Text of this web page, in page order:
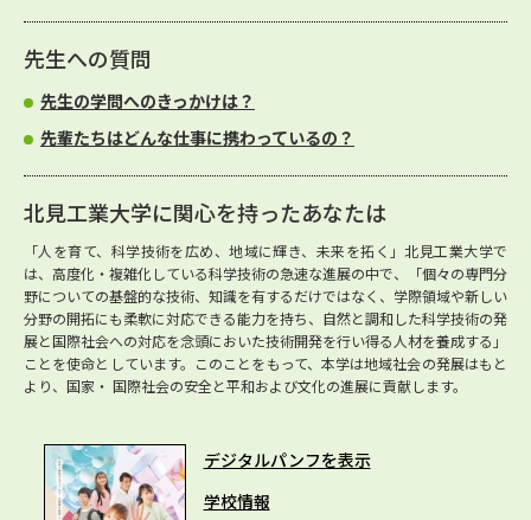
先生への質問
先生の学問へのきっかけは？
先輩たちはどんな仕事に携わっているの？
北見工業大学に関心を持ったあなたは
「人を育て、科学技術を広め、地域に輝き、未来を拓く」北見工業大学で
は、高度化・複雑化している科学技術の急速な進展の中で、「個々の専門分
野についての基盤的な技術、知識を有するだけではなく、学際領域や新しい
分野の開拓にも柔軟に対応できる能力を持ち、自然と調和した科学技術の発
展と国際社会への対応を念頭においた技術開発を行い得る人材を養成する」
ことを使命としています。このことをもって、本学は地域社会の発展はもと
より、国家・ 国際社会の安全と平和および文化の進展に貢献します。
デジタルパンフを表示
学校情報